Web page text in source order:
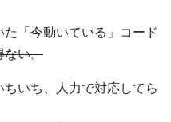
「今動いている」コード
ない。
いち、人力で対応してら